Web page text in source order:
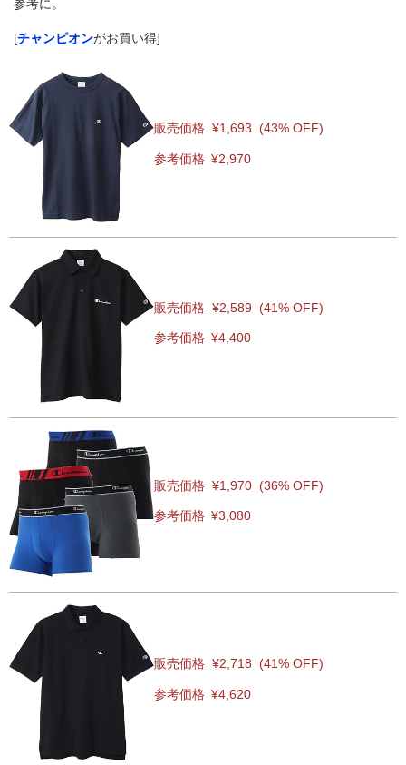
参考に。
[チャンピオンがお買い得]
販売価格 ¥1,693 (43% OFF)
参考価格 ¥2,970
販売価格 ¥2,589 (41% OFF)
参考価格 ¥4,400
販売価格 ¥1,970 (36% OFF)
参考価格 ¥3,080
販売価格 ¥2,718 (41% OFF)
参考価格 ¥4,620